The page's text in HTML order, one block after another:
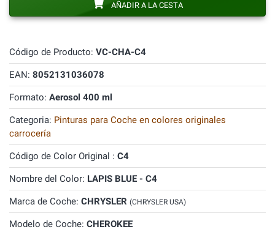
Código de Producto: VC-CHA-C4
EAN: 8052131036078
Formato: Aerosol 400 ml
Categoria: Pinturas para Coche en colores originales
carrocería
Código de Color Original : C4
Nombre del Color: LAPIS BLUE - C4
Marca de Coche: CHRYSLER (CHRYSLER USA)
Modelo de Coche: CHEROKEE
AÑADIR A LA CESTA